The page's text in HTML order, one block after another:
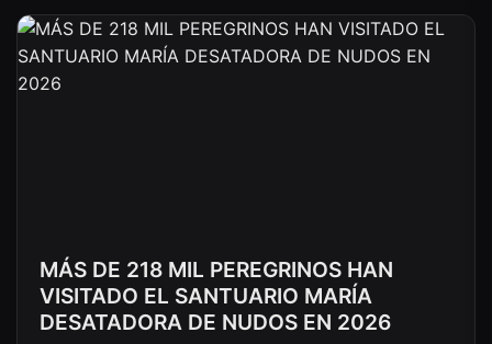
MÁS DE 218 MIL PEREGRINOS HAN
VISITADO EL SANTUARIO MARÍA
DESATADORA DE NUDOS EN 2026